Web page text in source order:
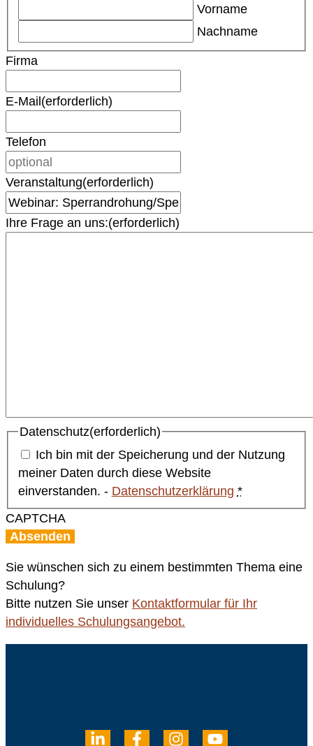
Vorname
Nachname
Firma
E-Mail(erforderlich)
Telefon
Veranstaltung(erforderlich)
Ihre Frage an uns:(erforderlich)
Datenschutz(erforderlich)
Ich bin mit der Speicherung und der Nutzung
meiner Daten durch diese Website
einverstanden. - Datenschutzerklärung *
CAPTCHA
Sie wünschen sich zu einem bestimmten Thema eine
Schulung?
Bitte nutzen Sie unser Kontaktformular für Ihr
individuelles Schulungsangebot.